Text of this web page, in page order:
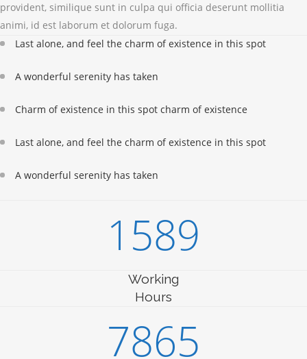
provident, similique sunt in culpa qui officia deserunt mollitia
animi, id est laborum et dolorum fuga.
Last alone, and feel the charm of existence in this spot
A wonderful serenity has taken
Charm of existence in this spot charm of existence
Last alone, and feel the charm of existence in this spot
A wonderful serenity has taken
1589
Working
Hours
7865